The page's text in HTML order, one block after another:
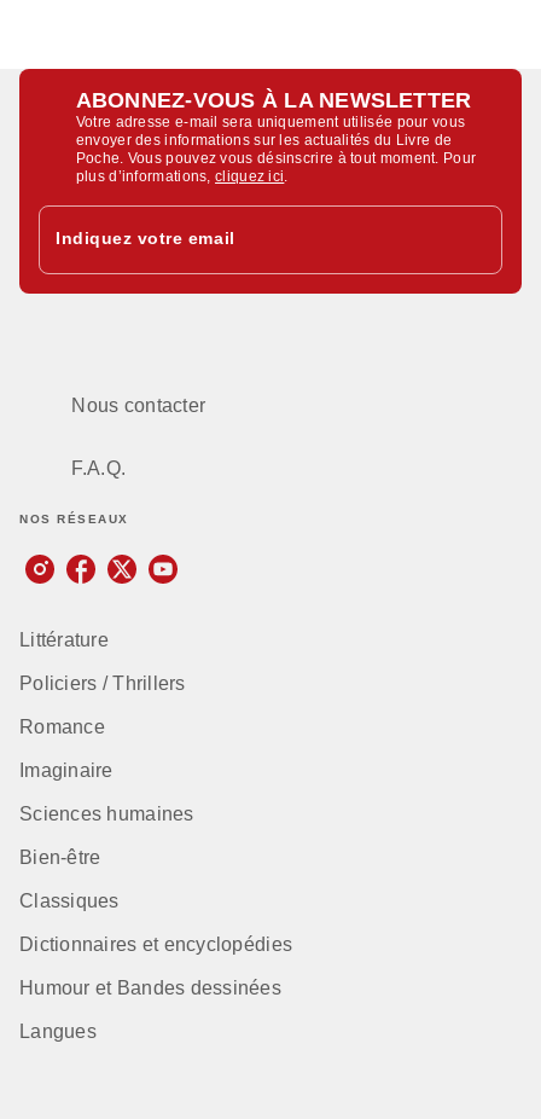
ABONNEZ-VOUS À LA NEWSLETTER
Votre adresse e-mail sera uniquement utilisée pour vous
envoyer des informations sur les actualités du Livre de
Poche. Vous pouvez vous désinscrire à tout moment. Pour
plus d’informations,cliquez ici
Indiquez votre email
Nous contacter
F.A.Q.
NOS RÉSEAUX
Littérature
Policiers / Thrillers
Romance
Imaginaire
Sciences humaines
Bien-être
Classiques
Dictionnaires et encyclopédies
Humour et Bandes dessinées
Langues